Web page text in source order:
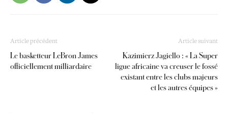
Article précédent
Le basketteur LeBron James
officiellement milliardaire
Article suivant
Kazimierz Jagiello : « La Super
ligue africaine va creuser le fossé
existant entre les clubs majeurs
et les autres équipes »